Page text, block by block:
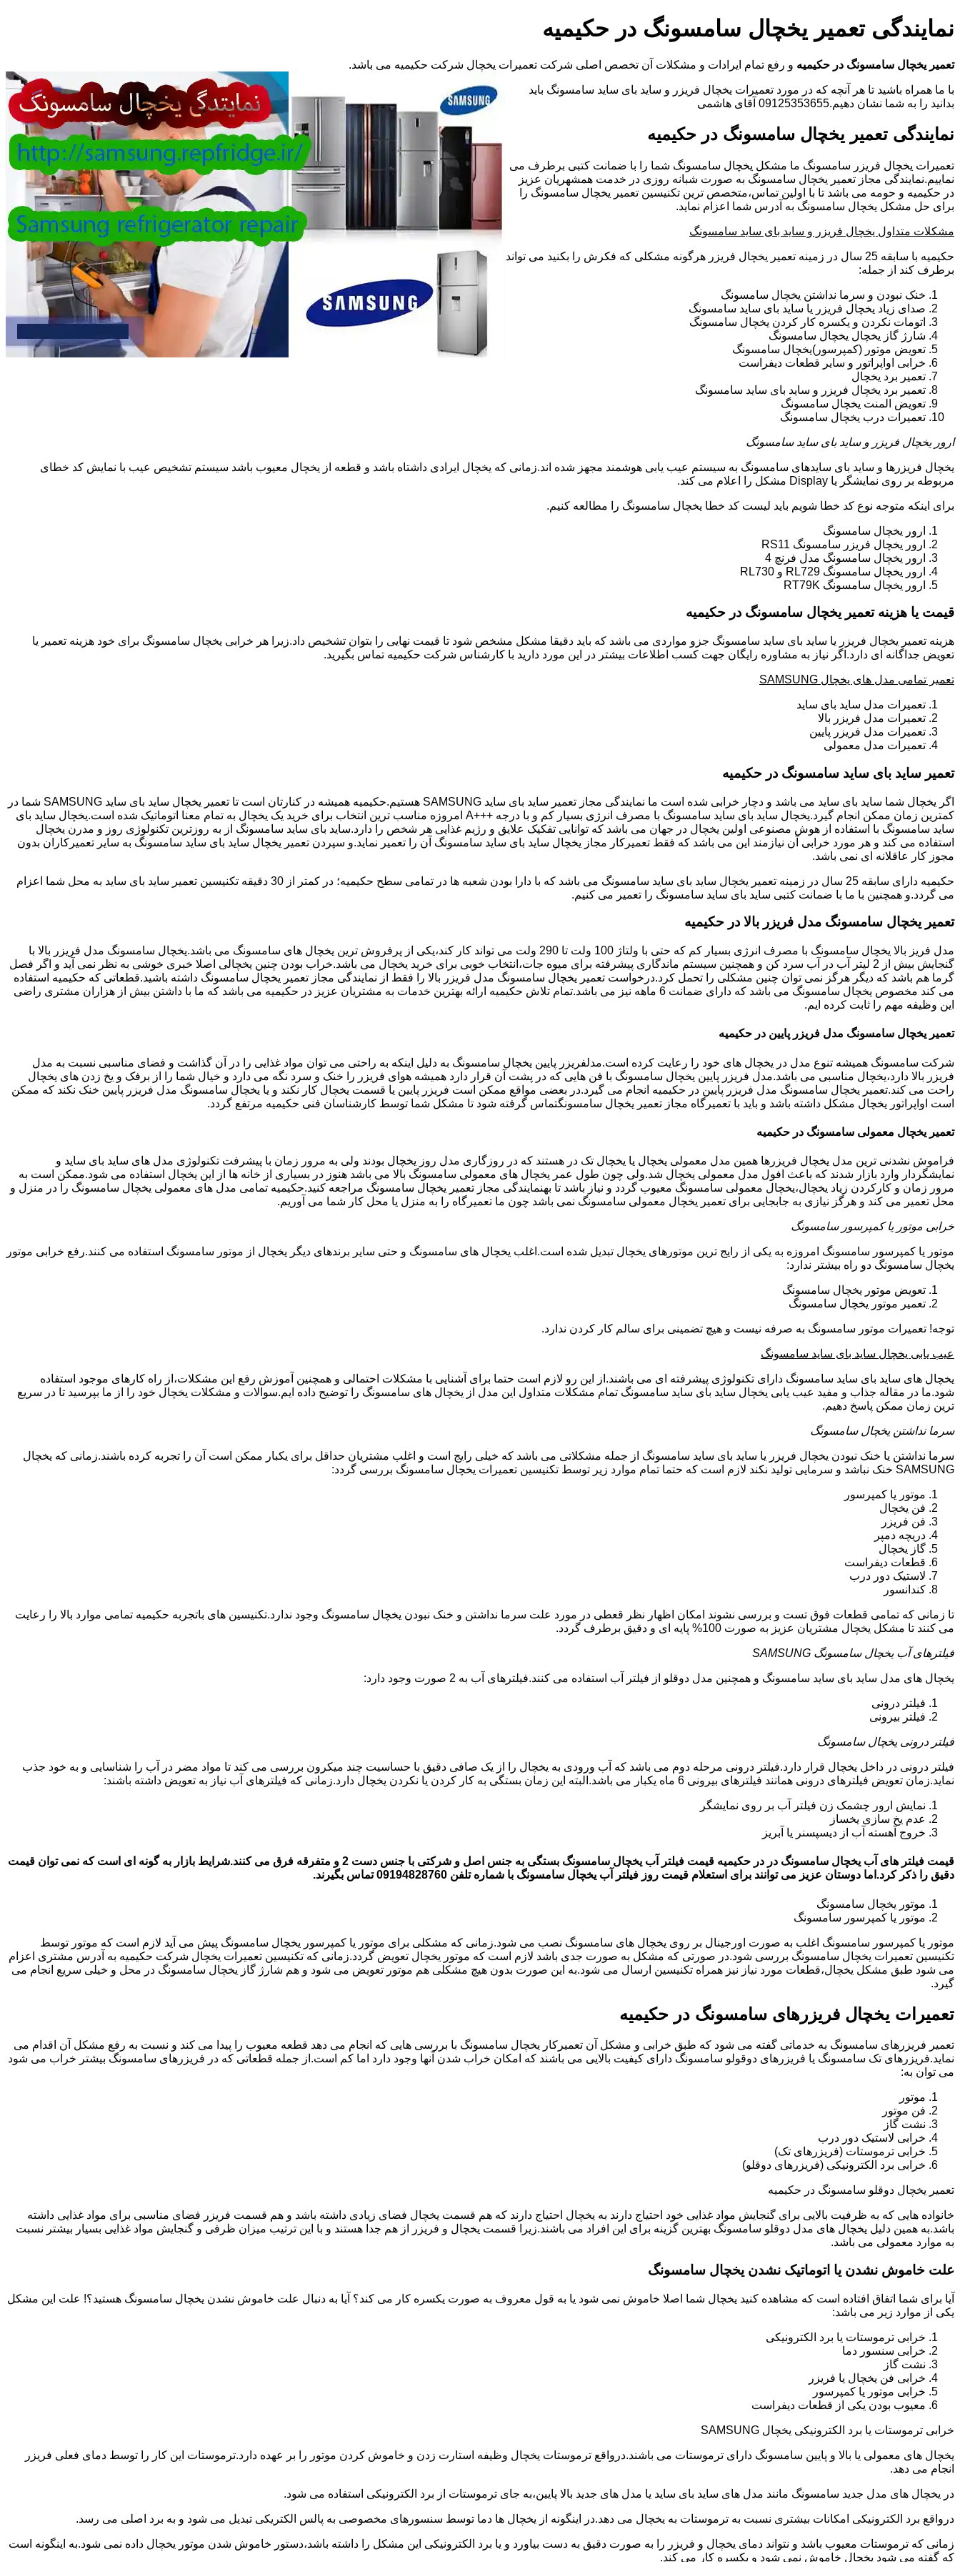
نمایندگی تعمیر یخچال سامسونگ در حکیمیه
تعمیر یخچال سامسونگ در حکیمیه و رفع تمام ایرادات و مشکلات آن تخصص اصلی شرکت تعمیرات یخچال شرکت حکیمیه می باشد.
با ما همراه باشید تا هر آنچه که در مورد تعمیرات یخچال فریزر و ساید بای ساید سامسونگ باید
بدانید را به شما نشان دهیم.09125353655 آقای هاشمی
نمایندگی تعمیر یخچال سامسونگ در حکیمیه
تعمیرات یخچال فریزر سامسونگ ما مشکل یخچال سامسونگ شما را با ضمانت کتبی برطرف می
نماییم.نمایندگی مجاز تعمیر یخچال سامسونگ به صورت شبانه روزی در خدمت همشهریان عزیز
در حکیمیه و حومه می باشد تا با اولین تماس،متخصص ترین تکنیسین تعمیر یخچال سامسونگ را
برای حل مشکل یخچال سامسونگ به آدرس شما اعزام نماید.
مشکلات متداول یخچال فریزر و ساید بای ساید سامسونگ
حکیمیه با سابقه 25 سال در زمینه تعمیر یخچال فریزر هرگونه مشکلی که فکرش را بکنید می تواند
برطرف کند از جمله:
خنک نبودن و سرما نداشتن یخچال سامسونگ
صدای زیاد یخچال فریزر یا ساید بای ساید سامسونگ
اتومات نکردن و یکسره کار کردن یخچال سامسونگ
شارژ گاز یخچال یخچال سامسونگ
تعویض موتور (کمپرسور)یخچال سامسونگ
خرابی اواپراتور و سایر قطعات دیفراست
تعمیر برد یخچال
تعمیر برد یخچال فریزر و ساید بای ساید سامسونگ
تعویض المنت یخچال سامسونگ
تعمیرات درب یخچال سامسونگ
ارور یخچال فریزر و ساید بای ساید سامسونگ
یخچال فریزرها و ساید بای سایدهای سامسونگ به سیستم عیب یابی هوشمند مجهز شده اند.زمانی که یخچال ایرادی داشتاه باشد و قطعه از یخچال معیوب باشد سیستم تشخیص عیب با نمایش کد خطای
مربوطه بر روی نمایشگر یا Display مشکل را اعلام می کند.
برای اینکه متوجه نوع کد خطا شویم باید لیست کد خطا یخچال سامسونگ را مطالعه کنیم.
ارور یخچال سامسونگ
ارور یخچال فریزر سامسونگ RS11
ارور یخچال سامسونگ مدل فرنچ 4
ارور یخچال سامسونگ RL729 و RL730
ارور یخچال سامسونگ RT79K
قیمت یا هزینه تعمیر یخچال سامسونگ در حکیمیه
هزینه تعمیر یخچال فریزر یا ساید بای ساید سامسونگ جزو مواردی می باشد که باید دقیقا مشکل مشخص شود تا قیمت نهایی را بتوان تشخیص داد.زیرا هر خرابی یخچال سامسونگ برای خود هزینه تعمیر یا
تعویض جداگانه ای دارد.اگر نیاز به مشاوره رایگان جهت کسب اطلاعات بیشتر در این مورد دارید با کارشناس شرکت حکیمیه تماس بگیرید.
تعمیر تمامی مدل های یخچال SAMSUNG
تعمیرات مدل ساید بای ساید
تعمیرات مدل فریزر بالا
تعمیرات مدل فریزر پایین
تعمیرات مدل معمولی
تعمیر ساید بای ساید سامسونگ در حکیمیه
اگر یخچال شما ساید بای ساید می باشد و دچار خرابی شده است ما نمایندگی مجاز تعمیر ساید بای ساید SAMSUNG هستیم.حکیمیه همیشه در کنارتان است تا تعمیر یخچال ساید بای ساید SAMSUNG شما در
کمترین زمان ممکن انجام گیرد.یخچال ساید بای ساید سامسونگ با مصرف انرژی بسیار کم و با درجه +++A امروزه مناسب ترین انتخاب برای خرید یک یخچال به تمام معنا اتوماتیک شده است.یخچال ساید بای
ساید سامسونگ با استفاده از هوش مصنوعی اولین یخچال در جهان می باشد که توانایی تفکیک علایق و رژیم غذایی هر شخص را دارد.ساید بای ساید سامسونگ از به روزترین تکنولوژی روز و مدرن یخچال
استفاده می کند و هر مورد خرابی آن نیازمند این می باشد که فقط تعمیرکار مجاز یخچال ساید بای ساید سامسونگ آن را تعمیر نماید.و سپردن تعمیر یخچال ساید بای ساید سامسونگ به سایر تعمیرکاران بدون
مجوز کار عاقلانه ای نمی باشد.
حکیمیه دارای سابقه 25 سال در زمینه تعمیر یخچال ساید بای ساید سامسونگ می باشد که با دارا بودن شعبه ها در تمامی سطح حکیمیه؛ در کمتر از 30 دقیقه تکنیسین تعمیر ساید بای ساید به محل شما اعزام
می گردد.و همچنین با ما با ضمانت کتبی ساید بای ساید سامسونگ را تعمیر می کنیم.
تعمیر یخچال سامسونگ مدل فریزر بالا در حکیمیه
مدل فریز بالا یخچال سامسونگ با مصرف انرژی بسیار کم که حتی با ولتاژ 100 ولت تا 290 ولت می تواند کار کند،یکی از پرفروش ترین یخچال های سامسونگ می باشد.یخچال سامسونگ مدل فریزر بالا با
گنجایش بیش از 2 لیتر آب در آب سرد کن و همچنین سیستم ماندگاری پیشرفته برای میوه جات،انتخاب خوبی برای خرید یخچال می باشد.خراب بودن چنین یخچالی اصلا خبری خوشی به نظر نمی آید و اگر فصل
گرما هم باشد که دیگر هرگز نمی توان چنین مشکلی را تحمل کرد.درخواست تعمیر یخچال سامسونگ مدل فریزر بالا را فقط از نمایندگی مجاز تعمیر یخچال سامسونگ داشته باشید.قطعاتی که حکیمیه استفاده
می کند مخصوص یخچال سامسونگ می باشد که دارای ضمانت 6 ماهه نیز می باشد.تمام تلاش حکیمیه ارائه بهترین خدمات به مشتریان عزیز در حکیمیه می باشد که ما با داشتن بیش از هزاران مشتری راضی
این وظیفه مهم را ثابت کرده ایم.
تعمیر یخچال سامسونگ مدل فریزر پایین در حکیمیه
شرکت سامسونگ همیشه تنوع مدل در یخچال های خود را رعایت کرده است.مدلفریزر پایین یخچال سامسونگ به دلیل اینکه به راحتی می توان مواد غذایی را در آن گذاشت و فضای مناسبی نسبت به مدل
فریزر بالا دارد،یخچال مناسبی می باشد.مدل فریزر پایین یخچال سامسونگ با فن هایی که در پشت آن قرار دارد همیشه هوای فریزر را خنک و سرد نگه می دارد و خیال شما را از برفک و یخ زدن های یخچال
راحت می کند.تعمیر یخچال سامسونگ مدل فریزر پایین در حکیمیه انجام می گیرد.در بعضی مواقع ممکن است فریزر پایین یا قسمت یخچال کار نکند و یا یخچال سامسونگ مدل فریزر پایین خنک نکند که ممکن
است اواپراتور یخچال مشکل داشته باشد و باید با تعمیرگاه مجاز تعمیر یخچال سامسونگتماس گرفته شود تا مشکل شما توسط کارشناسان فنی حکیمیه مرتفع گردد.
تعمیر یخچال معمولی سامسونگ در حکیمیه
فراموش نشدنی ترین مدل یخچال فریزرها همین مدل معمولی یخچال یا یخچال تک در هستند که در روزگاری مدل روز یخچال بودند ولی به مرور زمان با پیشرفت تکنولوژی مدل های ساید بای ساید و
نمایشگردار وارد بازار شدند که باعث افول مدل معمولی یخچال شد.ولی چون طول عمر یخچال های معمولی سامسونگ بالا می باشد هنوز در بسیاری از خانه ها از این یخچال استفاده می شود.ممکن است به
مرور زمان و کارکردن زیاد یخچال،یخچال معمولی سامسونگ معیوب گردد و نیاز باشد تا بهنمایندگی مجاز تعمیر یخچال سامسونگ مراجعه کنید.حکیمیه تمامی مدل های معمولی یخچال سامسونگ را در منزل و
محل تعمیر می کند و هرگز نیازی به جابجایی برای تعمیر یخچال معمولی سامسونگ نمی باشد چون ما تعمیرگاه را به منزل یا محل کار شما می آوریم.
خرابی موتور یا کمپرسور سامسونگ
موتور یا کمپرسور سامسونگ امروزه به یکی از رایج ترین موتورهای یخچال تبدیل شده است.اغلب یخچال های سامسونگ و حتی سایر برندهای دیگر یخچال از موتور سامسونگ استفاده می کنند.رفع خرابی موتور
یخچال سامسونگ دو راه بیشتر ندارد:
تعویض موتور یخچال سامسونگ
تعمیر موتور یخچال سامسونگ
توجه! تعمیرات موتور سامسونگ به صرفه نیست و هیچ تضمینی برای سالم کار کردن ندارد.
عیب یابی یخچال ساید بای ساید سامسونگ
یخچال های ساید بای ساید سامسونگ دارای تکنولوژی پیشرفته ای می باشند.از این رو لازم است حتما برای آشنایی با مشکلات احتمالی و همچنین آموزش رفع این مشکلات،از راه کارهای موجود استفاده
شود.ما در مقاله جذاب و مفید عیب یابی یخچال ساید بای ساید سامسونگ تمام مشکلات متداول این مدل از یخچال های سامسونگ را توضیح داده ایم.سوالات و مشکلات یخچال خود را از ما بپرسید تا در سریع
ترین زمان ممکن پاسخ دهیم.
سرما نداشتن یخچال سامسونگ
سرما نداشتن یا خنک نبودن یخچال فریزر یا ساید بای ساید سامسونگ از جمله مشکلاتی می باشد که خیلی رایج است و اغلب مشتریان حداقل برای یکبار ممکن است آن را تجربه کرده باشند.زمانی که یخچال
SAMSUNG خنک نباشد و سرمایی تولید نکند لازم است که حتما تمام موارد زیر توسط تکنیسین تعمیرات یخچال سامسونگ بررسی گردد:
موتور یا کمپرسور
فن یخچال
فن فریزر
دریچه دمپر
گاز یخچال
قطعات دیفراست
لاستیک دور درب
کندانسور
تا زمانی که تمامی قطعات فوق تست و بررسی نشوند امکان اظهار نظر قعطی در مورد علت سرما نداشتن و خنک نبودن یخچال سامسونگ وجود ندارد.تکنیسین های باتجربه حکیمیه تمامی موارد بالا را رعایت
می کنند تا مشکل یخچال مشتریان عزیز به صورت 100% پایه ای و دقیق برطرف گردد.
فیلترهای آب یخچال سامسونگ SAMSUNG
یخچال های مدل ساید بای ساید سامسونگ و همچنین مدل دوقلو از فیلتر آب استفاده می کنند.فیلترهای آب به 2 صورت وجود دارد:
فیلتر درونی
فیلتر بیرونی
فیلتر درونی یخچال سامسونگ
فیلتر درونی در داخل یخچال قرار دارد.فیلتر درونی مرحله دوم می باشد که آب ورودی به یخچال را از یک صافی دقیق با حساسیت چند میکرون بررسی می کند تا مواد مضر در آب را شناسایی و به خود جذب
نماید.زمان تعویض فیلترهای درونی همانند فیلترهای بیرونی 6 ماه یکبار می باشد.البته این زمان بستگی به کار کردن یا نکردن یخچال دارد.زمانی که فیلترهای آب نیاز به تعویض داشته باشند:
نمایش ارور چشمک زن فیلتر آب بر روی نمایشگر
عدم یخ سازی یخساز
خروج آهسته آب از دیسپسنر یا آبریز
قیمت فیلتر های آب یخچال سامسونگ در در حکیمیه قیمت فیلتر آب یخچال سامسونگ بستگی به جنس اصل و شرکتی با جنس دست 2 و متفرقه فرق می کنند.شرایط بازار به گونه ای است که نمی توان قیمت
دقیق را ذکر کرد.اما دوستان عزیز می توانند برای استعلام قیمت روز فیلتر آب یخچال سامسونگ با شماره تلفن 09194828760 تماس بگیرند.
موتور یخچال سامسونگ
موتور یا کمپرسور سامسونگ
موتور یا کمپرسور سامسونگ اغلب به صورت اورجینال بر روی یخچال های سامسونگ نصب می شود.زمانی که مشکلی برای موتور یا کمپرسور یخچال سامسونگ پیش می آید لازم است که موتور توسط
تکنیسین تعمیرات یخچال سامسونگ بررسی شود.در صورتی که مشکل به صورت جدی باشد لازم است که موتور یخچال تعویض گردد.زمانی که تکنیسین تعمیرات یخچال شرکت حکیمیه به آدرس مشتری اعزام
می شود طبق مشکل یخچال،قطعات مورد نیاز نیز همراه تکنیسین ارسال می شود.به این صورت بدون هیچ مشکلی هم موتور تعویض می شود و هم شارژ گاز یخچال سامسونگ در محل و خیلی سریع انجام می
گیرد.
تعمیرات یخچال فریزرهای سامسونگ در حکیمیه
تعمیر فریزرهای سامسونگ به خدماتی گفته می شود که طبق خرابی و مشکل آن تعمیرکار یخچال سامسونگ با بررسی هایی که انجام می دهد قطعه معیوب را پیدا می کند و نسبت به رفع مشکل آن اقدام می
نماید.فریزرهای تک سامسونگ یا فریزرهای دوقولو سامسونگ دارای کیفیت بالایی می باشند که امکان خراب شدن آنها وجود دارد اما کم است.از جمله قطعاتی که در فریزرهای سامسونگ بیشتر خراب می شود
می توان به:
موتور
فن موتور
نشت گاز
خرابی لاستیک دور درب
خرابی ترموستات (فریزرهای تک)
خرابی برد الکترونیکی (فریزرهای دوقلو)
تعمیر یخچال دوقلو سامسونگ در حکیمیه
خانواده هایی که به ظرفیت بالایی برای گنجایش مواد غذایی خود احتیاج دارند به یخچال احتیاج دارند که هم قسمت یخچال فضای زیادی داشته باشد و هم قسمت فریزر فضای مناسبی برای مواد غذایی داشته
باشد.به همین دلیل یخچال های مدل دوقلو سامسونگ بهترین گزینه برای این افراد می باشند.زیرا قسمت یخچال و فریزر از هم جدا هستند و با این ترتیب میزان ظرفی و گنجایش مواد غذایی بسیار بیشتر نسبت
به موارد معمولی می باشد.
علت خاموش نشدن یا اتوماتیک نشدن یخچال سامسونگ
آیا برای شما اتفاق افتاده است که مشاهده کنید یخچال شما اصلا خاموش نمی شود یا به قول معروف به صورت یکسره کار می کند؟ آیا به دنبال علت خاموش نشدن یخچال سامسونگ هستید؟! علت این مشکل
یکی از موارد زیر می باشد:
خرابی ترموستات یا برد الکترونیکی
خرابی سنسور دما
نشت گاز
خرابی فن یخچال یا فریزر
خرابی موتور یا کمپرسور
معیوب بودن یکی از قطعات دیفراست
خرابی ترموستات یا برد الکترونیکی یخچال SAMSUNG
یخچال های معمولی یا بالا و پایین سامسونگ دارای ترموستات می باشند.درواقع ترموستات یخچال وظیفه استارت زدن و خاموش کردن موتور را بر عهده دارد.ترموستات این کار را توسط دمای فعلی فریزر
انجام می دهد.
در یخچال های مدل جدید سامسونگ مانند مدل های ساید بای ساید یا مدل های جدید بالا پایین،به جای ترموستات از برد الکترونیکی استفاده می شود.
درواقع برد الکترونیکی امکانات بیشتری نسبت به ترموستات به یخچال می دهد.در اینگونه از یخچال ها دما توسط سنسورهای مخصوصی به پالس الکتریکی تبدیل می شود و به برد اصلی می رسد.
زمانی که ترموستات معیوب باشد و نتواند دمای یخچال و فریزر را به صورت دقیق به دست بیاورد و یا برد الکترونیکی این مشکل را داشته باشد،دستور خاموش شدن موتور یخچال داده نمی شود.به اینگونه است
که گفته می شود یخچال خاموش نمی شود و یکسره کار می کند.